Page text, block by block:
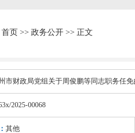
首页>> 政务公开>> 正文
市财政局党组关于周俊鹏等同志职务任免
2025-00068
其他